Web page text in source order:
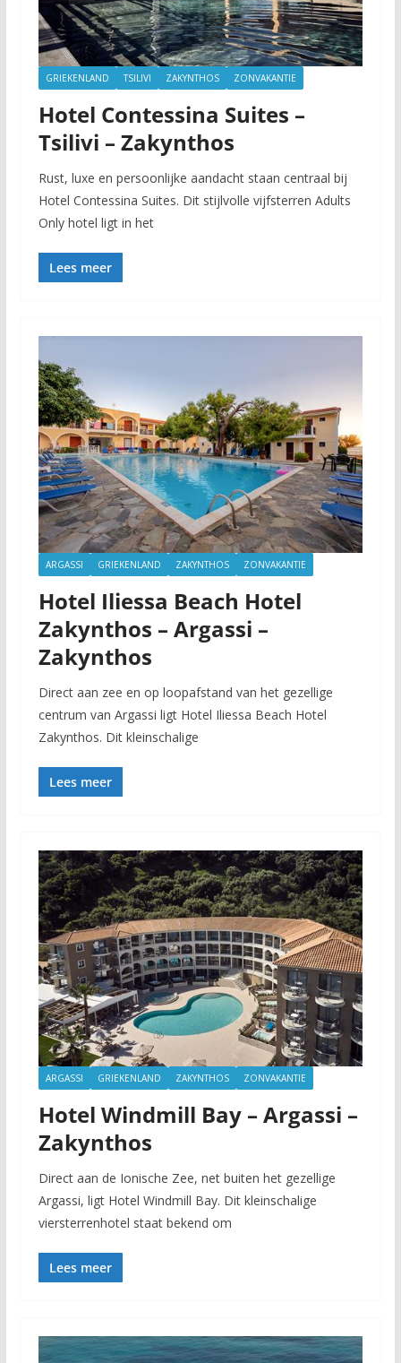
GRIEKENLAND TSILIVI ZAKYNTHOS ZONVAKANTIE
Hotel Contessina Suites –
Tsilivi – Zakynthos
Rust, luxe en persoonlijke aandacht staan centraal bij
Hotel Contessina Suites. Dit stijlvolle vijfsterren Adults
Only hotel ligt in het
Lees meer
ARGASSI GRIEKENLAND ZAKYNTHOS ZONVAKANTIE
Hotel Iliessa Beach Hotel
Zakynthos – Argassi –
Zakynthos
Direct aan zee en op loopafstand van het gezellige
centrum van Argassi ligt Hotel Iliessa Beach Hotel
Zakynthos. Dit kleinschalige
Lees meer
ARGASSI GRIEKENLAND ZAKYNTHOS ZONVAKANTIE
Hotel Windmill Bay – Argassi –
Zakynthos
Direct aan de Ionische Zee, net buiten het gezellige
Argassi, ligt Hotel Windmill Bay. Dit kleinschalige
viersterrenhotel staat bekend om
Lees meer